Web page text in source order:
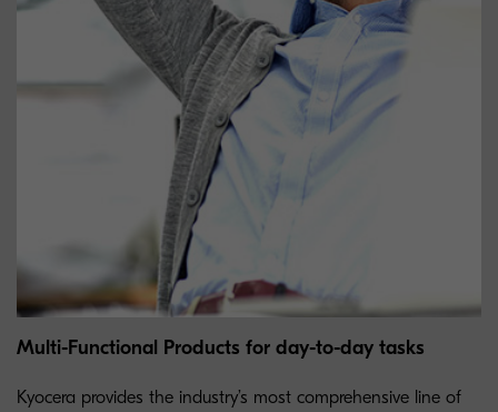
Multi-Functional Products for day-to-day tasks
Kyocera provides the industry’s most comprehensive line of